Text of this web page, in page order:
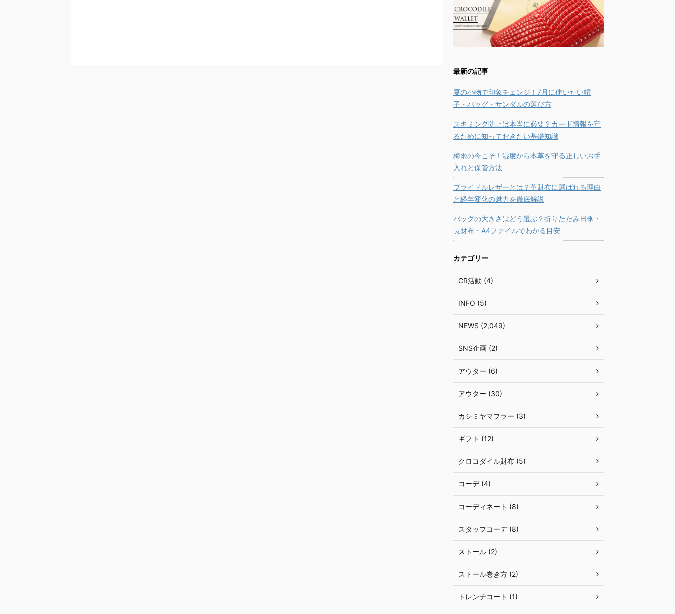
最新の記事
夏の小物で印象チェンジ！7月に使いたい帽
子・バッグ・サンダルの選び方
スキミング防止は本当に必要？カード情報を守
るために知っておきたい基礎知識
梅雨の今こそ！湿度から本革を守る正しいお手
入れと保管方法
ブライドルレザーとは？革財布に選ばれる理由
と経年変化の魅力を徹底解説
バッグの大きさはどう選ぶ？折りたたみ日傘・
長財布・A4ファイルでわかる目安
カテゴリー
CR活動 (4)
INFO (5)
NEWS (2,049)
SNS企画 (2)
アウター (6)
アウター (30)
カシミヤマフラー (3)
ギフト (12)
クロコダイル財布 (5)
コーデ (4)
コーディネート (8)
スタッフコーデ (8)
ストール (2)
ストール巻き方 (2)
トレンチコート (1)